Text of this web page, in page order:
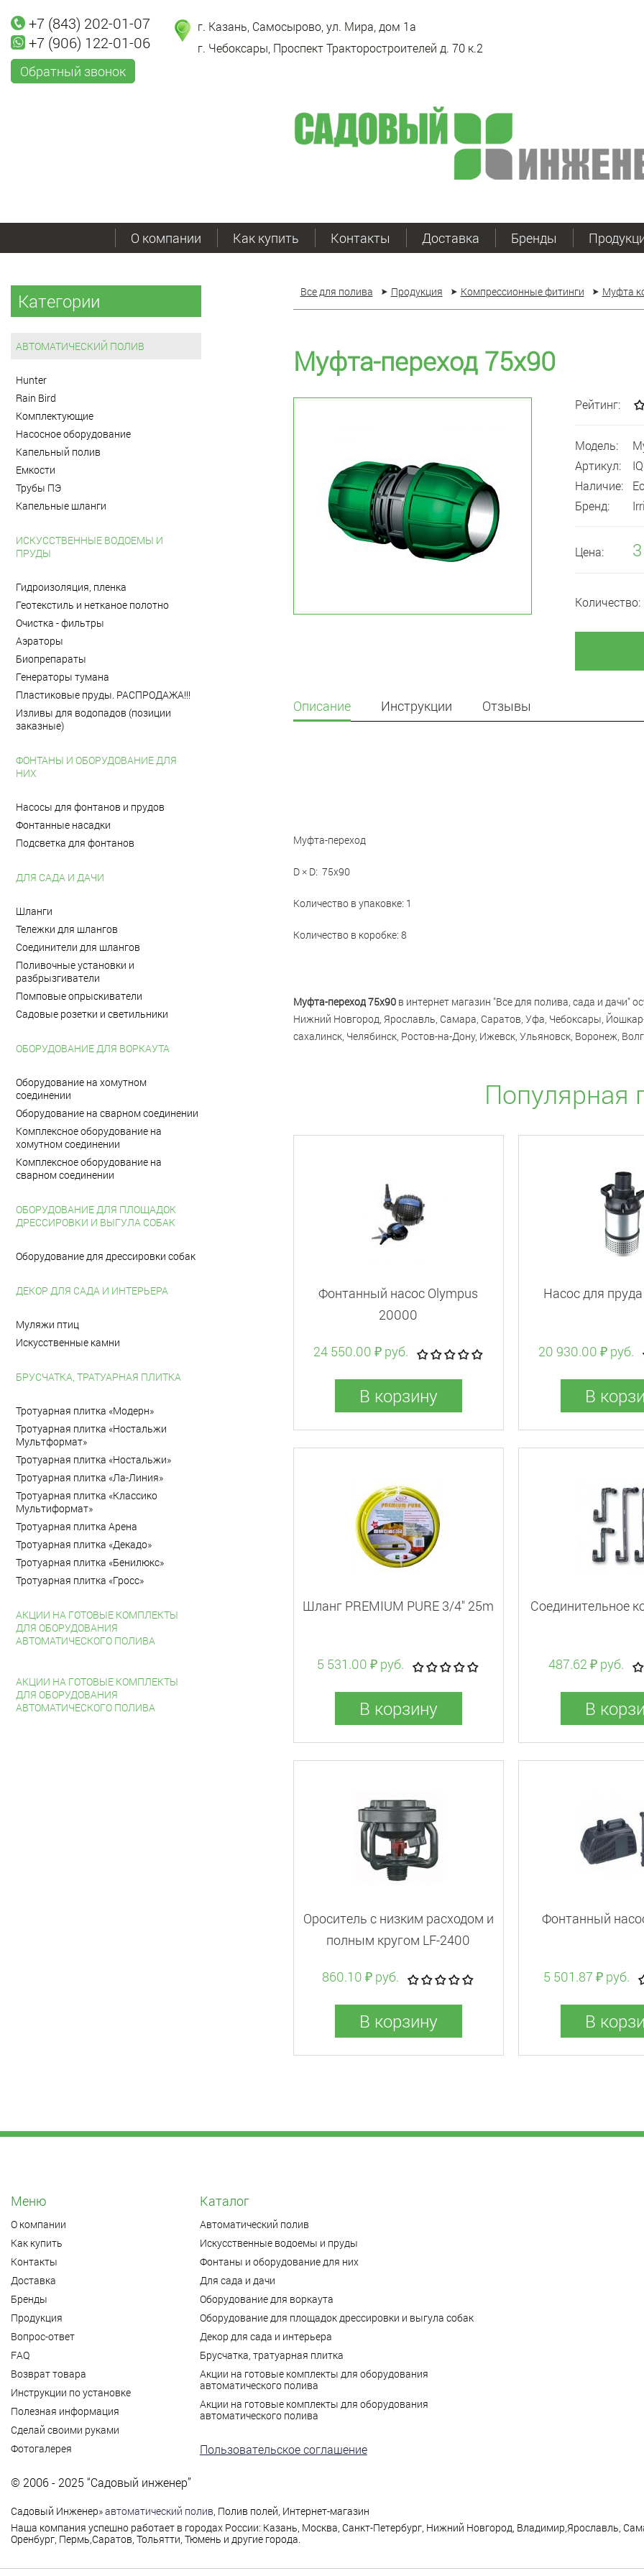
+7 (843) 202-01-07
+7 (906) 122-01-06
Обратный звонок
г. Казань, Самосырово, ул. Мира, дом 1а
г. Чебоксары, Проспект Тракторостроителей д. 70 к.2
О компании Как купить Контакты Доставка Бренды
Категории
АВТОМАТИЧЕСКИЙ ПОЛИВ
Hunter
Rain Bird
Комплектующие
Насосное оборудование
Капельный полив
Емкости
Трубы ПЭ
Капельные шланги
ИСКУССТВЕННЫЕ ВОДОЕМЫ И
ПРУДЫ
Гидроизоляция, пленка
Геотекстиль и нетканое полотно
Очистка - фильтры
Аэраторы
Биопрепараты
Генераторы тумана
Пластиковые пруды. РАСПРОДАЖА!!!
Изливы для водопадов (позиции
заказные)
ФОНТАНЫ И ОБОРУДОВАНИЕ ДЛЯ
НИХ
Насосы для фонтанов и прудов
Фонтанные насадки
Подсветка для фонтанов
ДЛЯ САДА И ДАЧИ
Шланги
Тележки для шлангов
Соединители для шлангов
Поливочные установки и
разбрызгиватели
Помповые опрыскиватели
Садовые розетки и светильники
ОБОРУДОВАНИЕ ДЛЯ ВОРКАУТА
Оборудование на хомутном
соединении
Оборудование на сварном соединении
Комплексное оборудование на
хомутном соединении
Комплексное оборудование на
сварном соединении
ОБОРУДОВАНИЕ ДЛЯ ПЛОЩАДОК
ДРЕССИРОВКИ И ВЫГУЛА СОБАК
Оборудование для дрессировки собак
ДЕКОР ДЛЯ САДА И ИНТЕРЬЕРА
Муляжи птиц
Искусственные камни
БРУСЧАТКА, ТРАТУАРНАЯ ПЛИТКА
Тротуарная плитка «Модерн»
Тротуарная плитка «Ностальжи
Мультформат»
Тротуарная плитка «Ностальжи»
Тротуарная плитка «Ла-Линия»
Тротуарная плитка «Классико
Мультиформат»
Тротуарная плитка Арена
Тротуарная плитка «Декадо»
Тротуарная плитка «Бенилюкс»
Тротуарная плитка «Гросс»
АКЦИИ НА ГОТОВЫЕ КОМПЛЕКТЫ
ДЛЯ ОБОРУДОВАНИЯ
АВТОМАТИЧЕСКОГО ПОЛИВА
АКЦИИ НА ГОТОВЫЕ КОМПЛЕКТЫ
ДЛЯ ОБОРУДОВАНИЯ
АВТОМАТИЧЕСКОГО ПОЛИВА
Все для полива Продукция Компрессионные фитинги Муфта
Муфта-переход 75x90
Рейтинг:
Модель:
Артикул:
Наличие:
Бренд:
Цена:
Количество:
Описание Инструкции Отзывы
Муфта-переход
D × D: 75x90
Количество в упаковке: 1
Количество в коробке: 8
Муфта-переход 75x90в интернет магазин "Все для полива, сада и дачи"
Нижний Новгород, Ярославль, Самара, Саратов, Уфа, Чебоксары,
сахалинск, Челябинск, Ростов-на-Дону, Ижевск, Ульяновск, Воронеж,
Популярная
Фонтанный насос Olympus
20000
24 550.00 ₽ руб.
В корзину
Насос для
20 930.00 ₽ руб.
В
Шланг PREMIUM PURE 3/4" 25m
5 531.00 ₽ руб.
В корзину
Соединительное
487.62 ₽ руб.
В
Ороситель с низким расходом и
полным кругом LF-2400
860.10 ₽ руб.
В корзину
Фонтанный
5 501.87 ₽ руб.
В
Меню
О компании
Как купить
Контакты
Доставка
Бренды
Продукция
Вопрос-ответ
FAQ
Возврат товара
Инструкции по установке
Полезная информация
Сделай своими руками
Фотогалерея
© 2006 - 2025 “Садовый инженер”
Каталог
Автоматический полив
Искусственные водоемы и пруды
Фонтаны и оборудование для них
Для сада и дачи
Оборудование для воркаута
Оборудование для площадок дрессировки и выгула собак
Декор для сада и интерьера
Брусчатка, тратуарная плитка
Акции на готовые комплекты для оборудования
автоматического полива
Акции на готовые комплекты для оборудования
автоматического полива
Пользовательское соглашение
Садовый Инженер»автоматический полив, Полив полей, Интернет-магазин
Наша компания успешно работает в городах России: Казань, Москва, Санкт-Петербург, Нижний Новгород, Владимир,Ярославль,
Оренбург, Пермь,Саратов, Тольятти, Тюмень и другие города.